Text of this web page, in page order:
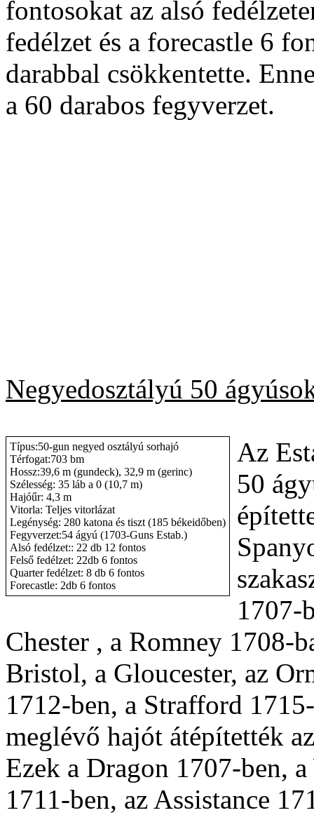
fontosokat az alsó
fedélzet és a forecastle 6
darabbal csökkentette.
a 60 darabos fegyverzet.
Negyedosztályú 50
Típus:50-gun negyed osztályú sorhajó
Térfogat:703 bm
Hossz:39,6 m (gundeck), 32,9 m (gerinc)
Szélesség: 35 láb a 0 (10,7 m)
Hajóűr: 4,3 m
Vitorla: Teljes vitorlázat
Legénység: 280 katona és tiszt (185 békeidőben)
Fegyverzet:54 ágyú (1703-Guns Estab.)
Alsó fedélzet:: 22 db 12 fontos
Felső fedélzet: 22db 6 fontos
Quarter fedélzet: 8 db 6 fontos
Forecastle: 2db 6 fontos
Az
50
1707-
Chester , a Romney 1708-
Bristol, a Gloucester, az
1712-ben, a Strafford
meglévő hajót átépítették
Ezek a Dragon 1707-ben,
1711-ben, az Assistance